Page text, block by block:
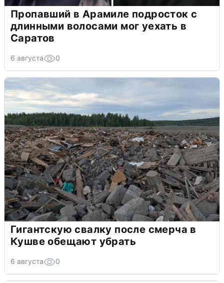
Пропавший в Арамиле подросток с
длинными волосами мог уехать в
Саратов
6 августа 0
Гигантскую свалку после смерча в
Кушве обещают убрать
6 августа 0